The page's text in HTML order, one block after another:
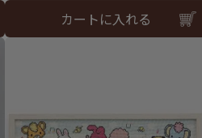
カートに入れる